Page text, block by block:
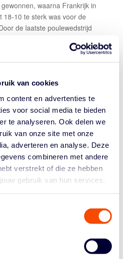
van cookies
content en advertenties te
voor social media te bieden
te analyseren. Ook delen we
van onze site met onze
adverteren en analyse. Deze
combineren met andere
verstrekt of die ze hebben
gebruik van hun services.
waarna Frankrijk in
18-10 te sterk was voor de
de laatste poulewedstrijd
staat om 15.55 uur de
U23 Nationals League
Urban Games in het
afgewerkt. De Vrouwen
van Kleef, Yfke Hoek,
van Schie, wonnen
duels in groep A. Het viertal
Jeanine Tjin-a-Sioe
Frankrijk, maar won daarna
Zaterdag werd met 21-12
nu zondag om 11.00 uur
U23, bestaande uit Jan
en Keime Helfrich (Raidell de